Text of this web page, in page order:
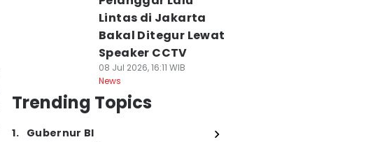
Lintas di Jakarta
Bakal Ditegur Lewat
Speaker CCTV
08 Jul 2026, 16:11 WIB
News
Trending Topics
1. Gubernur BI